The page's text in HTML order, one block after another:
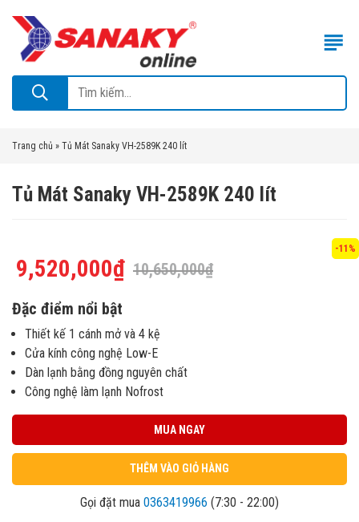
Trang chủ » Tủ Mát Sanaky VH-2589K 240 lít
Tủ Mát Sanaky VH-2589K 240 lít
-11%
10,650,000₫
9,520,000₫
Đặc điểm nổi bật
Thiết kế 1 cánh mở và 4 kệ
Cửa kính công nghệ Low-E
Dàn lạnh bằng đồng nguyên chất
Công nghệ làm lạnh Nofrost
MUA NGAY
THÊM VÀO GIỎ HÀNG
Gọi đặt mua 0363419966 (7:30 - 22:00)